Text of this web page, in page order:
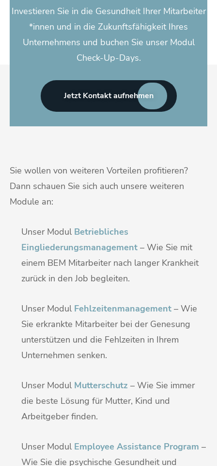
Investieren Sie in die Gesundheit Ihrer Mitarbeiter
*innen und in die Zukunftsfähigkeit Ihres
Unternehmens und buchen Sie unser Modul
Check-Up-Days.
Jetzt Kontakt aufnehmen
Sie wollen von weiteren Vorteilen profitieren?
Dann schauen Sie sich auch unsere weiteren
Module an:
Unser Modul Betriebliches
Eingliederungsmanagement – Wie Sie mit
einem BEM Mitarbeiter nach langer Krankheit
zurück in den Job begleiten.
Unser Modul Fehlzeitenmanagement – Wie
Sie erkrankte Mitarbeiter bei der Genesung
unterstützen und die Fehlzeiten in Ihrem
Unternehmen senken.
Unser Modul Mutterschutz – Wie Sie immer
die beste Lösung für Mutter, Kind und
Arbeitgeber finden.
Unser Modul Employee Assistance Program –
Wie Sie die psychische Gesundheit und